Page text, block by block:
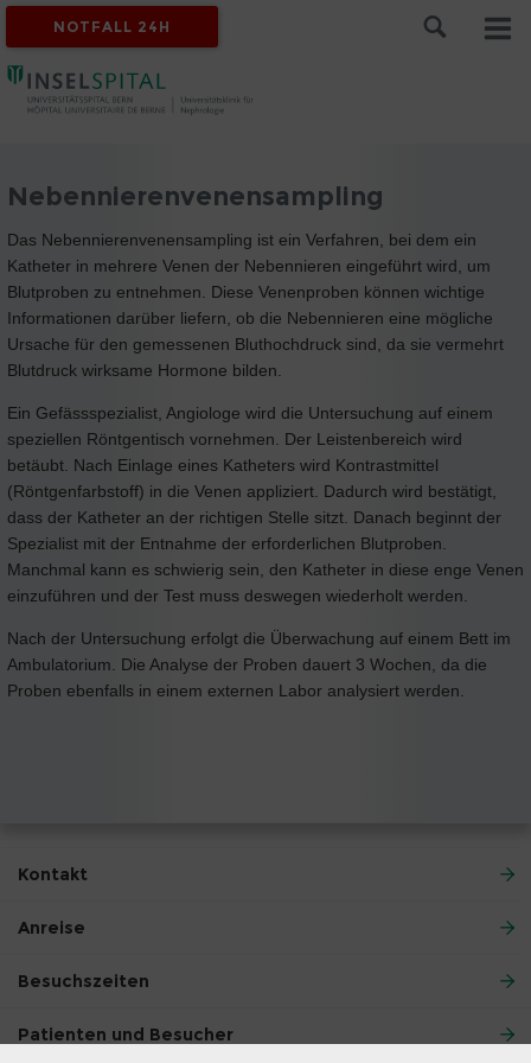
NOTFALL 24H
Nebennierenvenensampling
Das Nebennierenvenensampling ist ein Verfahren, bei dem ein
Katheter in mehrere Venen der Nebennieren eingeführt wird, um
Blutproben zu entnehmen. Diese Venenproben können wichtige
Informationen darüber liefern, ob die Nebennieren eine mögliche
Ursache für den gemessenen Bluthochdruck sind, da sie vermehrt
Blutdruck wirksame Hormone bilden.
Ein Gefässspezialist, Angiologe wird die Untersuchung auf einem
speziellen Röntgentisch vornehmen. Der Leistenbereich wird
betäubt. Nach Einlage eines Katheters wird Kontrastmittel
(Röntgenfarbstoff) in die Venen appliziert. Dadurch wird bestätigt,
dass der Katheter an der richtigen Stelle sitzt. Danach beginnt der
Spezialist mit der Entnahme der erforderlichen Blutproben.
Manchmal kann es schwierig sein, den Katheter in diese enge Venen
einzuführen und der Test muss deswegen wiederholt werden.
Nach der Untersuchung erfolgt die Überwachung auf einem Bett im
Ambulatorium. Die Analyse der Proben dauert 3 Wochen, da die
Proben ebenfalls in einem externen Labor analysiert werden.
Kontakt
Anreise
Besuchszeiten
Patienten und Besucher